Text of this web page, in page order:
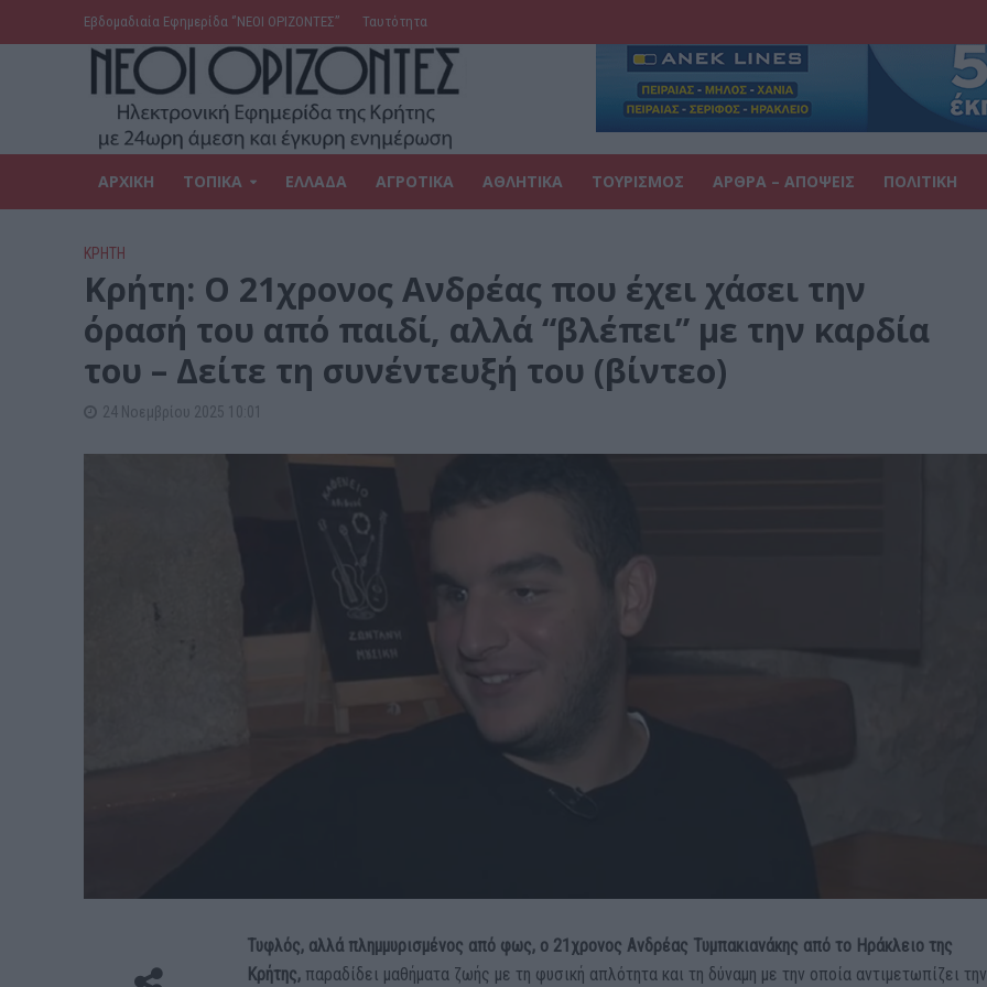
Εβδομαδιαία Εφημερίδα ‘’ΝΕΟΙ ΟΡΙΖΟΝΤΕΣ’’ Ταυτότητα
ΑΡΧΙΚΗ ΤΟΠΙΚΑ ΕΛΛΑΔΑ ΑΓΡΟΤΙΚΑ ΑΘΛΗΤΙΚΑ ΤΟΥΡΙΣΜΟΣ ΑΡΘΡΑ – ΑΠΟΨΕΙΣ ΠΟΛΙΤΙΚΗ
ΚΡΗΤΗ
Κρήτη: O 21χρονος Ανδρέας που έχει χάσει την
όρασή του από παιδί, αλλά “βλέπει” με την καρδία
του – Δείτε τη συνέντευξή του (βίντεο)
24 Νοεμβρίου 2025 10:01
Τυφλός, αλλά πλημμυρισμένος από φως, ο 21χρονος Ανδρέας Τυμπακιανάκης από το Ηράκλειο της
Κρήτης, παραδίδει μαθήματα ζωής με τη φυσική απλότητα και τη δύναμη με την οποία αντιμετωπίζει την